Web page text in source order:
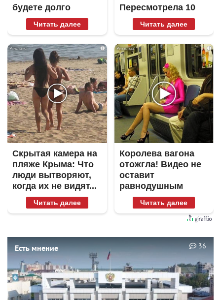
будете долго
Читать далее
Пересмотрела 10
раз
Читать далее
i
Скрытая камера на
пляже Крыма: Что
люди вытворяют,
когда их не видят...
Читать далее
i
Королева вагона
отожгла! Видео не
оставит
равнодушным
Читать далее
Есть мнение 36